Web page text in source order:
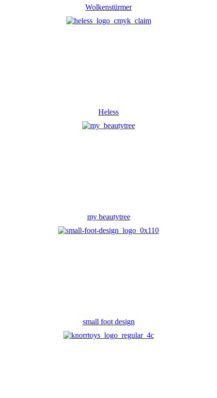
Wolkenstürmer
Heless
my beautytree
small foot design